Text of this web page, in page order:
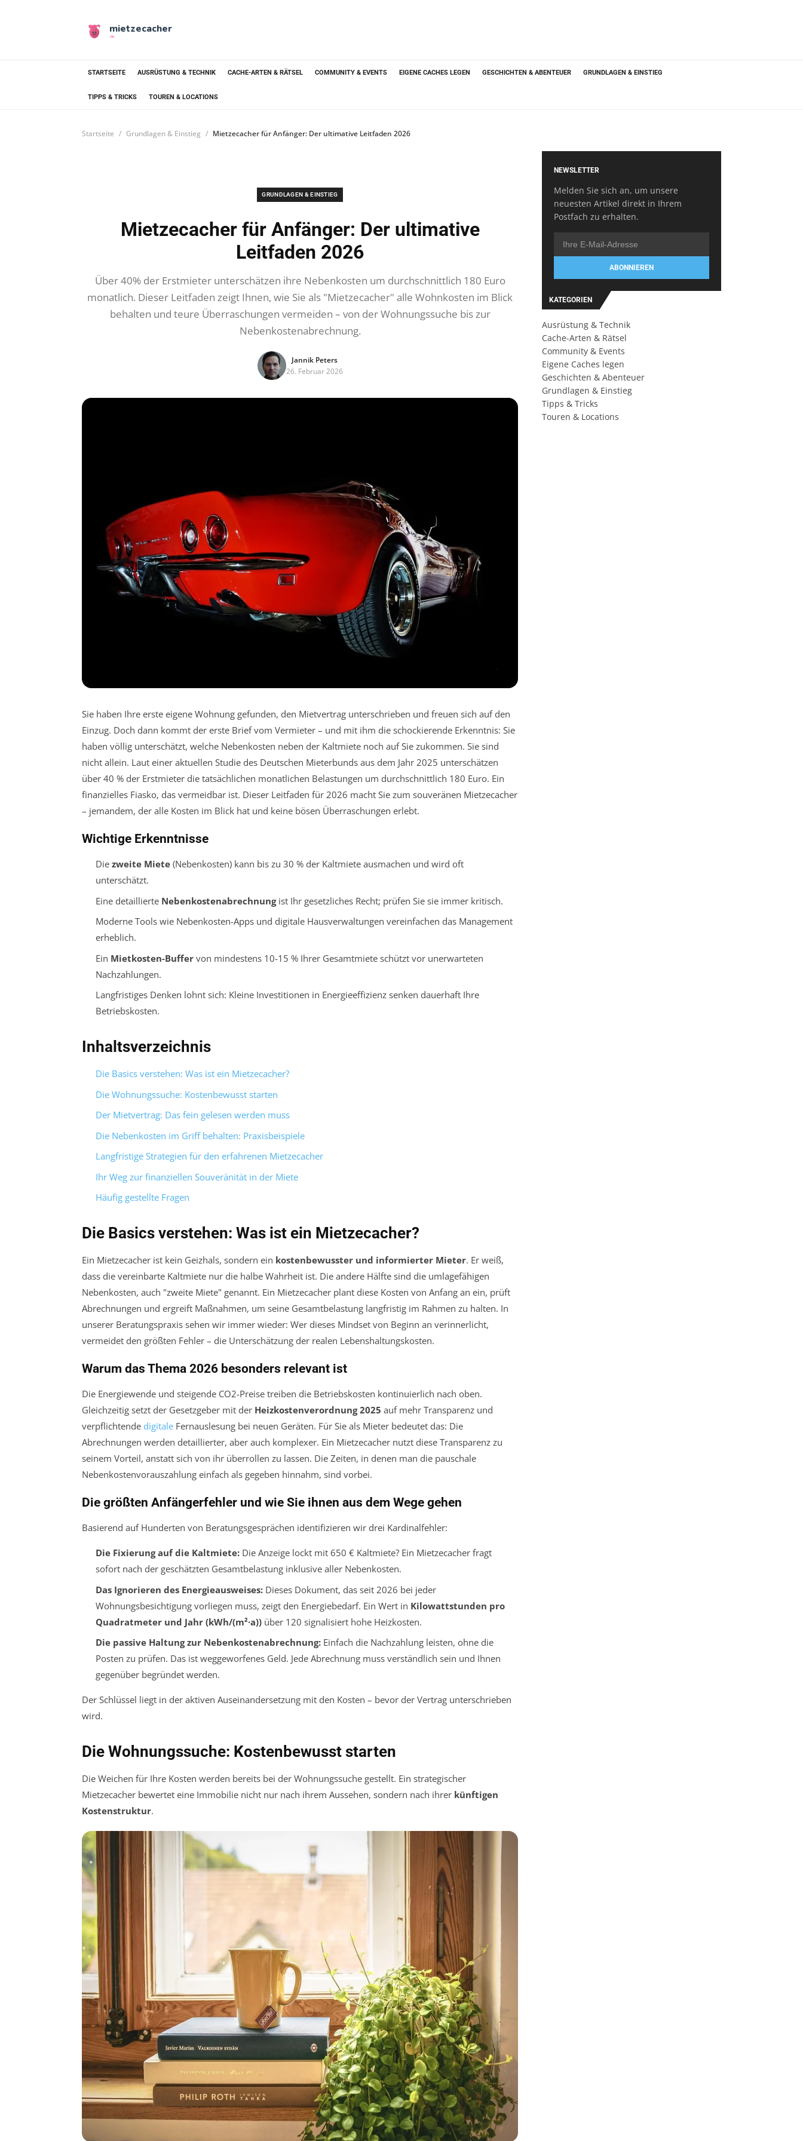
mietzecacher
.de
STARTSEITE AUSRÜSTUNG & TECHNIK CACHE-ARTEN & RÄTSEL COMMUNITY & EVENTS EIGENE CACHES LEGEN GESCHICHTEN & ABENTEUER GRUNDLAGEN & EINSTIEG
TIPPS & TRICKS TOUREN & LOCATIONS
Startseite Grundlagen & Einstieg Mietzecacher für Anfänger: Der ultimative Leitfaden 2026
GRUNDLAGEN & EINSTIEG
Mietzecacher für Anfänger: Der ultimative
Leitfaden 2026
Über 40% der Erstmieter unterschätzen ihre Nebenkosten um durchschnittlich 180 Euro
monatlich. Dieser Leitfaden zeigt Ihnen, wie Sie als "Mietzecacher" alle Wohnkosten im Blick
behalten und teure Überraschungen vermeiden – von der Wohnungssuche bis zur
Nebenkostenabrechnung.
Jannik Peters
26. Februar 2026
Sie haben Ihre erste eigene Wohnung gefunden, den Mietvertrag unterschrieben und freuen sich auf den
Einzug. Doch dann kommt der erste Brief vom Vermieter – und mit ihm die schockierende Erkenntnis: Sie
haben völlig unterschätzt, welche Nebenkosten neben der Kaltmiete noch auf Sie zukommen. Sie sind
nicht allein. Laut einer aktuellen Studie des Deutschen Mieterbunds aus dem Jahr 2025 unterschätzen
über 40 % der Erstmieter die tatsächlichen monatlichen Belastungen um durchschnittlich 180 Euro. Ein
finanzielles Fiasko, das vermeidbar ist. Dieser Leitfaden für 2026 macht Sie zum souveränen Mietzecacher
– jemandem, der alle Kosten im Blick hat und keine bösen Überraschungen erlebt.
Wichtige Erkenntnisse
Die zweite Miete(Nebenkosten) kann bis zu 30 % der Kaltmiete ausmachen und wird oft
unterschätzt.
Eine detaillierte Nebenkostenabrechnungist Ihr gesetzliches Recht; prüfen Sie sie immer kritisch.
Moderne Tools wie Nebenkosten-Apps und digitale Hausverwaltungen vereinfachen das Management
erheblich.
Ein Mietkosten-Buffervon mindestens 10-15 % Ihrer Gesamtmiete schützt vor unerwarteten
Nachzahlungen.
Langfristiges Denken lohnt sich: Kleine Investitionen in Energieeffizienz senken dauerhaft Ihre
Betriebskosten.
Inhaltsverzeichnis
Die Basics verstehen: Was ist ein Mietzecacher?
Die Wohnungssuche: Kostenbewusst starten
Der Mietvertrag: Das fein gelesen werden muss
Die Nebenkosten im Griff behalten: Praxisbeispiele
Langfristige Strategien für den erfahrenen Mietzecacher
Ihr Weg zur finanziellen Souveränität in der Miete
Häufig gestellte Fragen
Die Basics verstehen: Was ist ein Mietzecacher?
Ein Mietzecacher ist kein Geizhals, sondern ein kostenbewusster und informierter Mieter. Er weiß,
dass die vereinbarte Kaltmiete nur die halbe Wahrheit ist. Die andere Hälfte sind die umlagefähigen
Nebenkosten, auch "zweite Miete" genannt. Ein Mietzecacher plant diese Kosten von Anfang an ein, prüft
Abrechnungen und ergreift Maßnahmen, um seine Gesamtbelastung langfristig im Rahmen zu halten. In
unserer Beratungspraxis sehen wir immer wieder: Wer dieses Mindset von Beginn an verinnerlicht,
vermeidet den größten Fehler – die Unterschätzung der realen Lebenshaltungskosten.
Warum das Thema 2026 besonders relevant ist
Die Energiewende und steigende CO2-Preise treiben die Betriebskosten kontinuierlich nach oben.
Gleichzeitig setzt der Gesetzgeber mit der Heizkostenverordnung 2025 auf mehr Transparenz und
verpflichtende digitale Fernauslesung bei neuen Geräten. Für Sie als Mieter bedeutet das: Die
Abrechnungen werden detaillierter, aber auch komplexer. Ein Mietzecacher nutzt diese Transparenz zu
seinem Vorteil, anstatt sich von ihr überrollen zu lassen. Die Zeiten, in denen man die pauschale
Nebenkostenvorauszahlung einfach als gegeben hinnahm, sind vorbei.
Die größten Anfängerfehler und wie Sie ihnen aus dem Wege gehen
Basierend auf Hunderten von Beratungsgesprächen identifizieren wir drei Kardinalfehler:
Die Fixierung auf die Kaltmiete:Die Anzeige lockt mit 650 € Kaltmiete? Ein Mietzecacher fragt
sofort nach der geschätzten Gesamtbelastung inklusive aller Nebenkosten.
Das Ignorieren des Energieausweises:Dieses Dokument, das seit 2026 bei jeder
Wohnungsbesichtigung vorliegen muss, zeigt den Energiebedarf. Ein Wert in Kilowattstunden pro
Quadratmeter und Jahr (kWh/(m²·a))über 120 signalisiert hohe Heizkosten.
Die passive Haltung zur Nebenkostenabrechnung:Einfach die Nachzahlung leisten, ohne die
Posten zu prüfen. Das ist weggeworfenes Geld. Jede Abrechnung muss verständlich sein und Ihnen
gegenüber begründet werden.
Der Schlüssel liegt in der aktiven Auseinandersetzung mit den Kosten – bevor der Vertrag unterschrieben
wird.
Die Wohnungssuche: Kostenbewusst starten
Die Weichen für Ihre Kosten werden bereits bei der Wohnungssuche gestellt. Ein strategischer
Mietzecacher bewertet eine Immobilie nicht nur nach ihrem Aussehen, sondern nach ihrer künftigen
Kostenstruktur.
NEWSLETTER
Melden Sie sich an, um unsere
neuesten Artikel direkt in Ihrem
Postfach zu erhalten.
ABONNIEREN
KATEGORIEN
Ausrüstung & Technik
Cache-Arten & Rätsel
Community & Events
Eigene Caches legen
Geschichten & Abenteuer
Grundlagen & Einstieg
Tipps & Tricks
Touren & Locations